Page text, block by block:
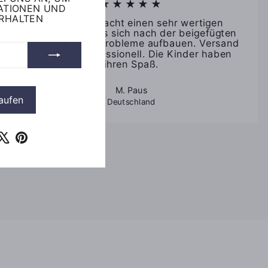
UND
Pinterest
★★★★★
Die Anlage macht einen sehr wertigen
Eindruck und lies sich nach der beigefügten
Anleitung ohne Probleme aufbauen. Versand
zügig und professionell. Die Kinder haben
ihren Spaß.
M. Paus
Deutschland